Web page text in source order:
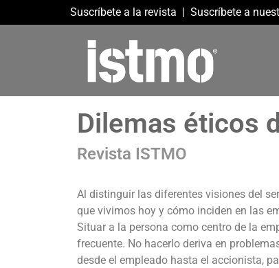
Suscríbete a la revista | Suscríbete a
Dilemas éticos
Revista ISTMO
Al distinguir las diferentes visiones del
que vivimos hoy y cómo inciden en las
Situar a la persona como centro de la
frecuente. No hacerlo deriva en
desde el empleado hasta el accionista,